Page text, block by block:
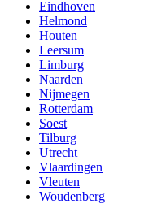
Eindhoven
Helmond
Houten
Leersum
Limburg
Naarden
Nijmegen
Rotterdam
Soest
Tilburg
Utrecht
Vlaardingen
Vleuten
Woudenberg